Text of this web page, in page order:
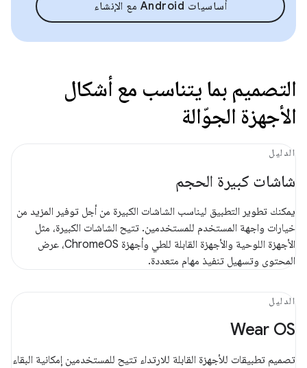
أساسيات Android مع الإنشاء
التصميم بما يتناسب مع أشكال
الأجهزة الجوّالة
الدليل
شاشات كبيرة الحجم
يمكنك تطوير التطبيق ليناسب الشاشات الكبيرة من أجل توفير المزيد من
خيارات واجهة المستخدم للمستخدمين. تتيح الشاشات الكبيرة، مثل
الأجهزة اللوحية والأجهزة القابلة للطي وأجهزة ChromeOS، عرض
المحتوى وتسهيل تنفيذ مهام متعددة.
الدليل
Wear OS
تصميم تطبيقات للأجهزة القابلة للارتداء تتيح للمستخدمين إمكانية البقاء